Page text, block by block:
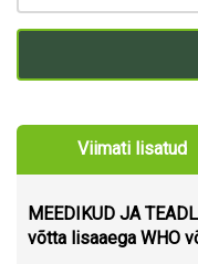
Viimati lisatud
MEEDIKUD JA
võtta lisaaega WHO